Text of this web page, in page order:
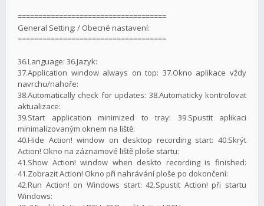
====================================
General Setting: / Obecné nastavení:
====================================
36.Language: 36.Jazyk:
37.Application window always on top: 37.Okno aplikace vždy
navrchu/nahoře:
38.Automatically check for updates: 38.Automaticky kontrolovat
aktualizace:
39.Start application minimized to tray: 39.Spustit aplikaci
minimalizovaným oknem na liště:
40.Hide Action! window on desktop recording start: 40.Skrýt
Action! Okno na záznamové liště ploše startu:
41.Show Action! window when deskto recording is finished:
41.Zobrazit Action! Okno při nahrávání ploše po dokončení:
42.Run Action! on Windows start: 42.Spustit Action! při startu
Windows: